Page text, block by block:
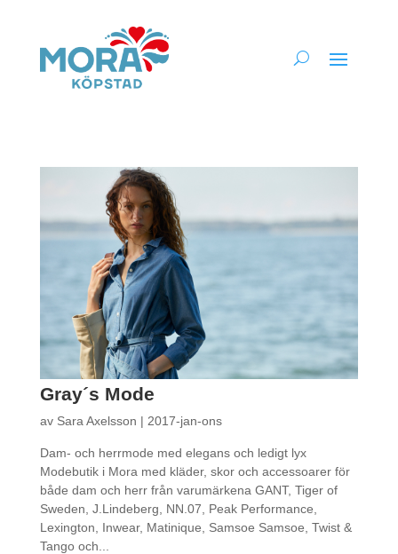
Gray´s Mode
av Sara Axelsson | 2017-jan-ons
Dam- och herrmode med elegans och ledigt lyx
Modebutik i Mora med kläder, skor och accessoarer för
både dam och herr från varumärkena GANT, Tiger of
Sweden, J.Lindeberg, NN.07, Peak Performance,
Lexington, Inwear, Matinique, Samsoe Samsoe, Twist &
Tango och...